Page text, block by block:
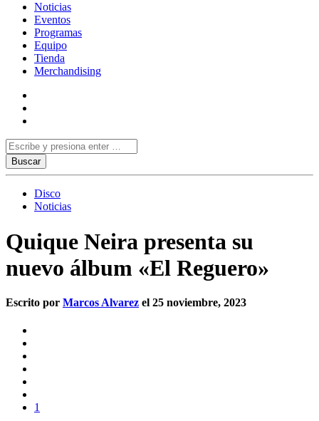
Noticias
Eventos
Programas
Equipo
Tienda
Merchandising
Disco
Noticias
Quique Neira presenta su
nuevo álbum «El Reguero»
Escrito por Marcos Alvarez el 25 noviembre, 2023
1